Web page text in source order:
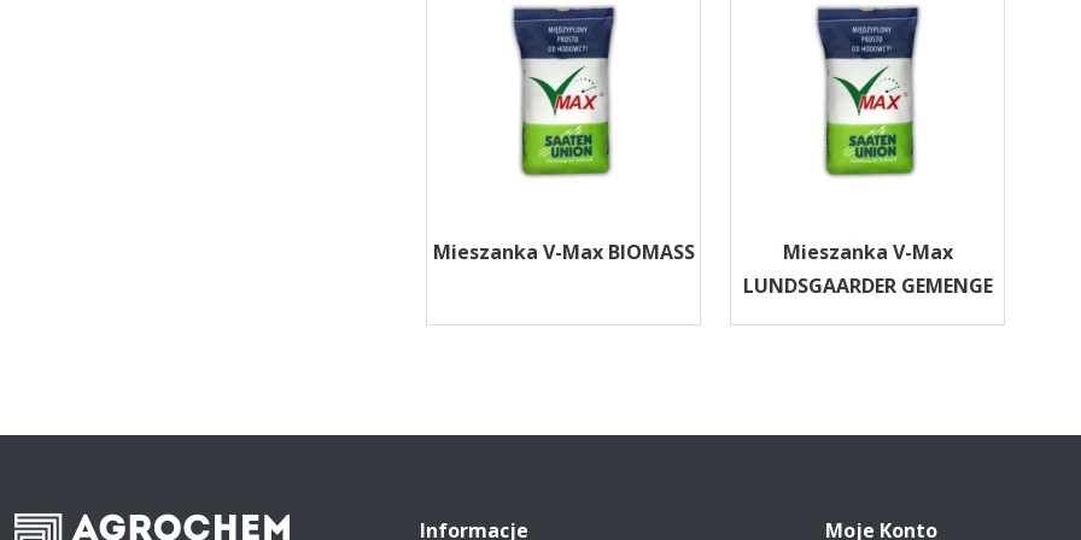
Mieszanka V-Max BIOMASS
Mieszanka V-Max
LUNDSGAARDER GEMENGE
Informacje Moje Konto